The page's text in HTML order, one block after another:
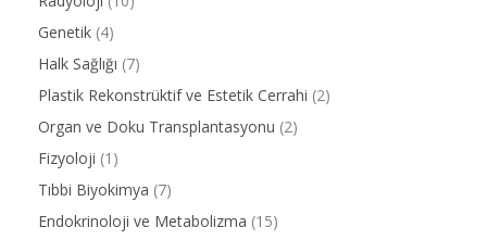
Genetik (4)
Halk Sağlığı (7)
Plastik Rekonstrüktif ve Estetik Cerrahi (2)
Organ ve Doku Transplantasyonu (2)
Fizyoloji (1)
Tıbbi Biyokimya (7)
Endokrinoloji ve Metabolizma (15)